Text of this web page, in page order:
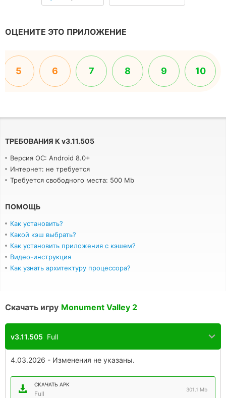
ОЦЕНИТЕ ЭТО ПРИЛОЖЕНИЕ
5 6 7 8 9 10
ТРЕБОВАНИЯ К v3.11.505
Версия ОС: Android 8.0+
Интернет: не требуется
Требуется свободного места: 500 Mb
ПОМОЩЬ
Как установить?
Какой кэш выбрать?
Как установить приложения с кэшем?
Видео-инструкция
Как узнать архитектуру процессора?
Скачать игру Monument Valley 2
v3.11.505 Full
4.03.2026 - Изменения не указаны.
СКАЧАТЬ APK
Full
301.1 Mb